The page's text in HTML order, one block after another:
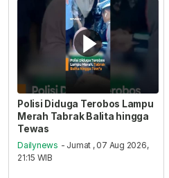
Polisi Diduga Terobos Lampu
Merah Tabrak Balita hingga
Tewas
Dailynews - Jumat , 07 Aug 2026,
21:15 WIB